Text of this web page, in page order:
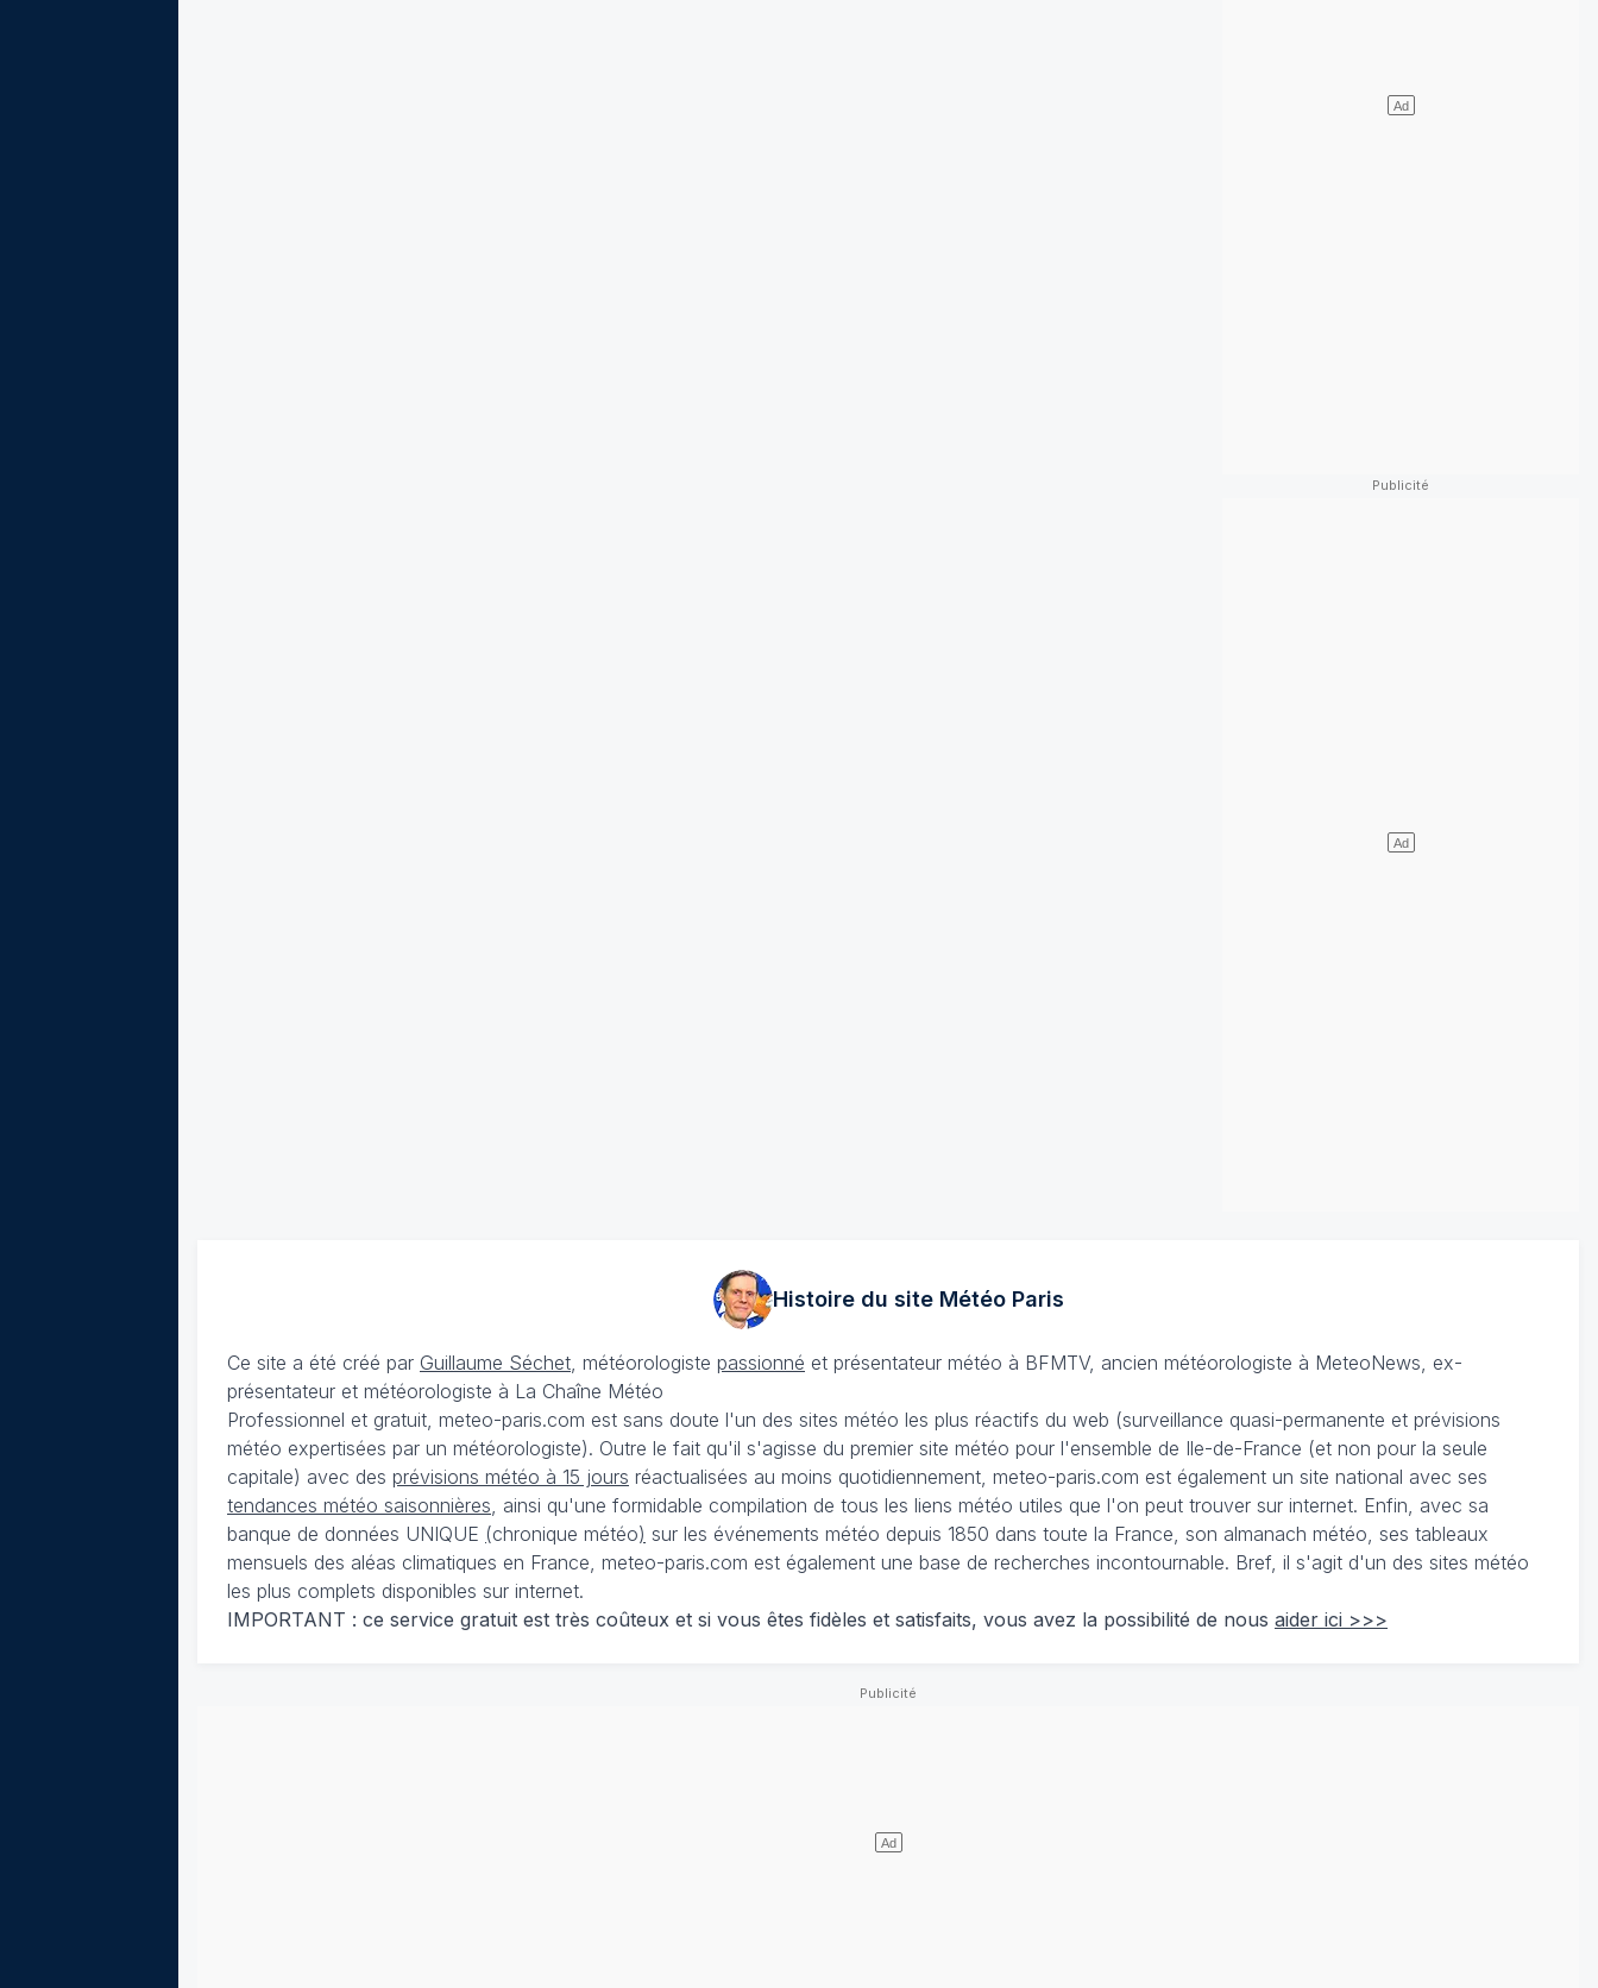
Histoire du site MétéoParis
Ce site a été créé par Guillaume Séchet , météorologiste passionné et présentateur météo à BFMTV, ancien météorologiste à MeteoNews, ex-
présentateur et météorologiste à La Chaîne Météo
Professionnel et gratuit, meteo-paris.com est sans doute l'un des sites météo les plus réactifs du web (surveillance quasi-permanente et prévisions
météo expertisées par un météorologiste). Outre le fait qu'il s'agisse du premier site météo pour l'ensemble de Ile-de-France (et non pour la seule
capitale) avec des prévisions météo à 15 jours réactualisées au moins quotidiennement, meteo-paris.com est également un site national avec ses
tendances météo saisonnières , ainsi qu'une formidable compilation de tous les liens météo utiles que l'on peut trouver sur internet. Enfin, avec sa
banque de données UNIQUE (chronique météo) sur les événements météo depuis 1850 dans toute la France, son almanach météo, ses tableaux
mensuels des aléas climatiques en France, meteo-paris.com est également une base de recherches incontournable. Bref, il s'agit d'un des sites météo
les plus complets disponibles sur internet.
IMPORTANT : ce service gratuit est très coûteux et si vous êtes fidèles et satisfaits, vous avez la possibilité de nous aider ici >>>